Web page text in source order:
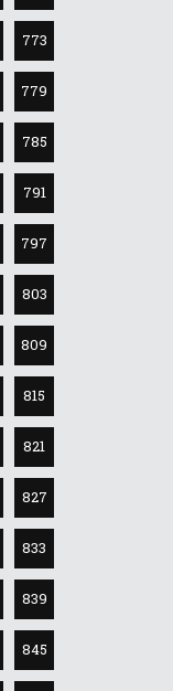
773
779
785
791
797
803
809
815
821
827
833
839
845